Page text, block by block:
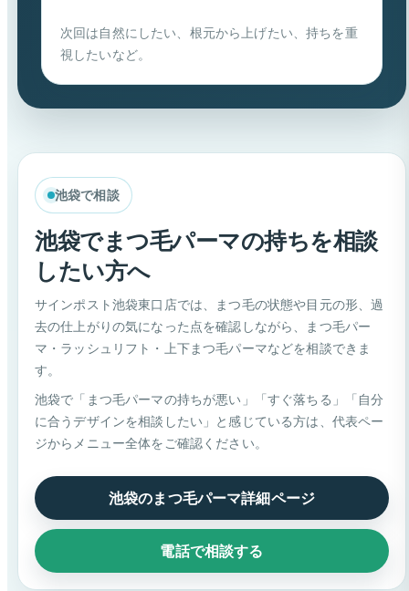
次回は自然にしたい、根元から上げたい、持ちを重
視したいなど。
池袋で相談
池袋でまつ毛パーマの持ちを相談
したい方へ
サインポスト池袋東口店では、まつ毛の状態や目元の形、過
去の仕上がりの気になった点を確認しながら、まつ毛パー
マ・ラッシュリフト・上下まつ毛パーマなどを相談できま
す。
池袋で「まつ毛パーマの持ちが悪い」「すぐ落ちる」「自分
に合うデザインを相談したい」と感じている方は、代表ペー
ジからメニュー全体をご確認ください。
池袋のまつ毛パーマ詳細ページ
電話で相談する